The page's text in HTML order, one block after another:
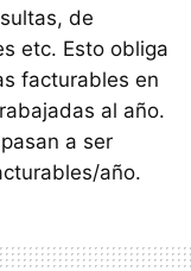
de
etc. Esto obliga
facturables en
al año.
a ser
año.